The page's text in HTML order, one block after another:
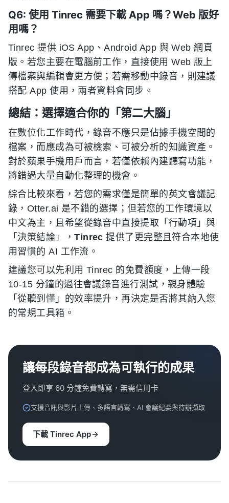
Q6: 使用 Tinrec 需要下載 App 嗎？Web 版好
用嗎？
Tinrec 提供 iOS App、Android App 與 Web 網頁
版。若您主要在電腦前工作，直接使用 Web 版上
傳檔案與編輯會更方便；若需移動中錄音，則建議
搭配 App 使用，兩者資料會同步。
總結：選擇適合你的「第二大腦」
在數位化工作時代，錄音不應只是佔據手機空間的
檔案，而應成為可被檢索、可被分析的知識資產。
對於蘋果手機用戶而言，若僅依賴內建聽寫功能，
將錯過大量自動化整理的機會。
綜合比較來看，若您的需求僅是簡單的英文會議記
錄，Otter.ai 是不錯的選擇；但若您的工作環境以
中文為主，且希望從錄音中直接提取「行動項」與
「決策結論」，Tinrec 提供了更完整且符合本地使
用習慣的 AI 工作流。
建議您可以先利用 Tinrec 的免費額度，上傳一段
10-15 分鐘的過往會議錄音進行測試，親身體驗
「從聽到懂」的效率提升，再決定是否將其納入您
的常規工具箱。
讓每段錄音都成為可執行的成果
登入即享 60 分鐘免費轉寫，無需信用卡
支援音訊與影片上傳、多語言轉寫、AI 會議紀要與待辦擷取
下載 Tinrec App